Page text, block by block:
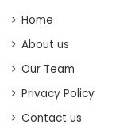
Home
About us
Our Team
Privacy Policy
Contact us